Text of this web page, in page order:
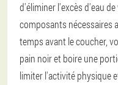
d'éliminer l'excès d'eau
composants nécessaires
temps avant le coucher,
pain noir et boire une
limiter l'activité physique